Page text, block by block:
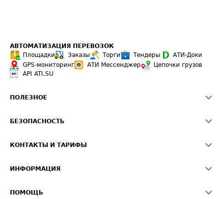
АВТОМАТИЗАЦИЯ ПЕРЕВОЗОК
Площадки
Заказы Торги Тендеры
АТИ-Доки
GPS-мониторинг
АТИ Мессенджер
Цепочки грузов
API ATI.SU
ПОЛЕЗНОЕ
Звезды ATI.SU на вашем сайте
Средние ставки
БЕЗОПАСНОСТЬ
Светофор+
О формировании Паспорта
КОНТАКТЫ И ТАРИФЫ
Реклама на сайте
ИНФОРМАЦИЯ
ПОМОЩЬ